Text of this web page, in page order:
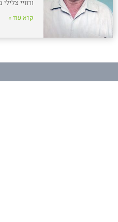
ורוויי
קרא עוד »